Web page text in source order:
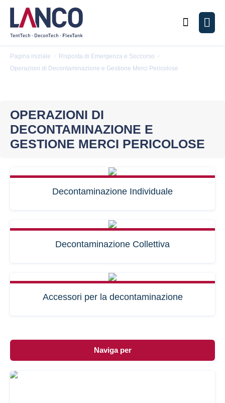
Cerca
Pagina iniziale
Risposta di Emergenza e Soccorso
Operazioni di Decontaminazione e Gestione Merci Pericolose
OPERAZIONI DI
DECONTAMINAZIONE E
GESTIONE MERCI PERICOLOSE
Decontaminazione Individuale
Decontaminazione Collettiva
Accessori per la decontaminazione
Naviga per